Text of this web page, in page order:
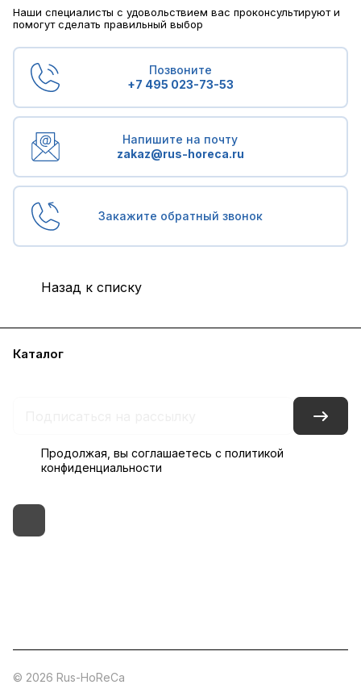
Наши специалисты с удовольствием вас проконсультируют и
помогут сделать правильный выбор
Позвоните
+7 495 023-73-53
Напишите на почту
zakaz@rus-horeca.ru
Закажите обратный звонок
Назад к списку
Каталог
Продолжая, вы соглашаетесь с политикой
конфиденциальности
© 2026 Rus-HoReCa